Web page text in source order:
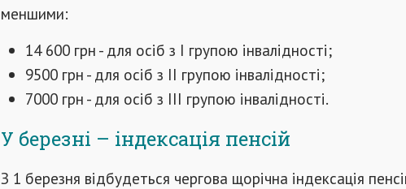
меншими:
14 600 грн - для осіб з І групою інвалідності;
9500 грн - для осіб з ІІ групою інвалідності;
7000 грн - для осіб з ІІІ групою інвалідності.
У березні – індексація пенсій
З 1 березня відбудеться чергова щорічна індексація